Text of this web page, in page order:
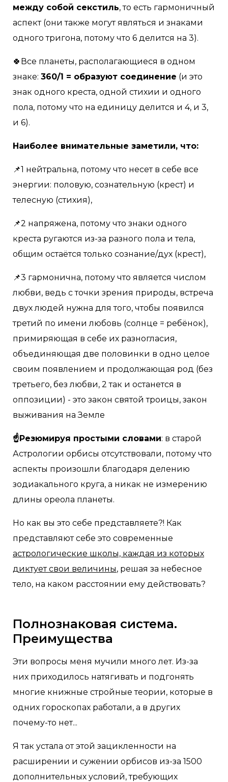
между собой секстиль, то есть гармоничный
аспект (они также могут являться и знаками
одного тригона, потому что 6 делится на 3). ⠀
🍀Все планеты, располагающиеся в одном
знаке: 360/1 = образуют соединение (и это
знак одного креста, одной стихии и одного
пола, потому что на единицу делится и 4, и 3,
и 6). ⠀
Наиболее внимательные заметили, что:
📌1 нейтральна, потому что несет в себе все
энергии: половую, сознательную (крест) и
телесную (стихия),
📌2 напряжена, потому что знаки одного
креста ругаются из-за разного пола и тела,
общим остаётся только сознание/дух (крест),
📌3 гармонична, потому что является числом
любви, ведь с точки зрения природы, встреча
двух людей нужна для того, чтобы появился
третий по имени любовь (солнце = ребёнок),
примиряющая в себе их разногласия,
объединяющая две половинки в одно целое
своим появлением и продолжающая род (без
третьего, без любви, 2 так и останется в
оппозиции) - это закон святой троицы, закон
выживания на Земле
☝Резюмируя простыми словами: в старой
Астрологии орбисы отсутствовали, потому что
аспекты произошли благодаря делению
зодиакального круга, а никак не измерению
длины ореола планеты.
Но как вы это себе представляете?! Как
представляют себе это современные
астрологические школы, каждая из которых
диктует свои величины, решая за небесное
тело, на каком расстоянии ему действовать? ⠀
Полнознаковая система.
Преимущества
Эти вопросы меня мучили много лет. Из-за
них приходилось натягивать и подгонять
многие книжные стройные теории, которые в
одних гороскопах работали, а в других
почему-то нет...
Я так устала от этой зацикленности на
расширении и сужении орбисов из-за 1500
дополнительных условий, требующих